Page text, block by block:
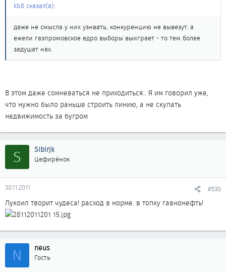
kb8 сказал(а):
даже не смысла у них узнвать, конкуренцию не вывезут. а
ежели газпромовское едро выборы выиграет - то тем более
задушат нах.
В этом даже сомневаться не приходиться.. Я им говорил уже,
что нужно было раньше строить линию, а не скупать
недвижимость за бугром
S Sibirjk
Цефирёнок
30.11.2011 #530
Лукоил творит чудеса! расход в норме. в топку гавнонефть!
N neus
Гость